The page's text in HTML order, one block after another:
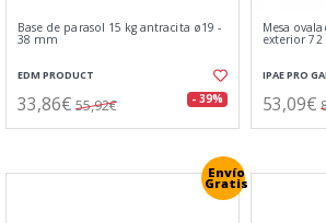
Base de parasol 15 kg antracita ø19 -
38 mm
EDM PRODUCT
33,86€ 55,92€ - 39%
Mesa
exterior 72
IPAE PRO
53,09€
Envío
Gratis